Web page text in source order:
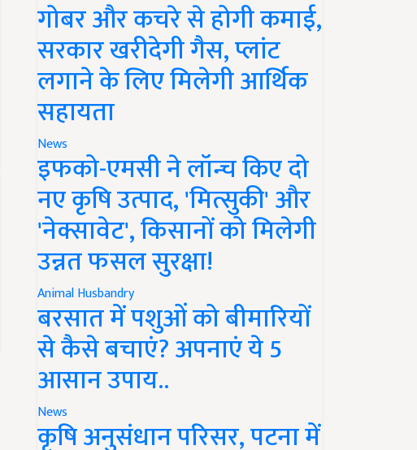
गोबर और कचरे से होगी कमाई,
सरकार खरीदेगी गैस, प्लांट
लगाने के लिए मिलेगी आर्थिक
सहायता
News
इफको-एमसी ने लॉन्च किए दो
नए कृषि उत्पाद, 'मित्सुकी' और
'नेक्सावेट', किसानों को मिलेगी
उन्नत फसल सुरक्षा!
Animal Husbandry
बरसात में पशुओं को बीमारियों
से कैसे बचाएं? अपनाएं ये 5
आसान उपाय..
News
कृषि अनुसंधान परिसर, पटना में